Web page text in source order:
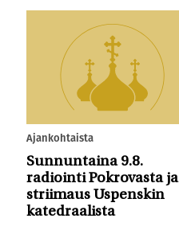
Ajankohtaista
Sunnuntaina 9.8.
radiointi Pokrovasta ja
striimaus Uspenskin
katedraalista